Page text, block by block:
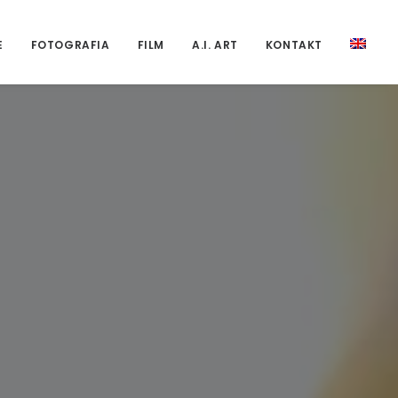
FOTOGRAFIA FILM A.I. ART KONTAKT